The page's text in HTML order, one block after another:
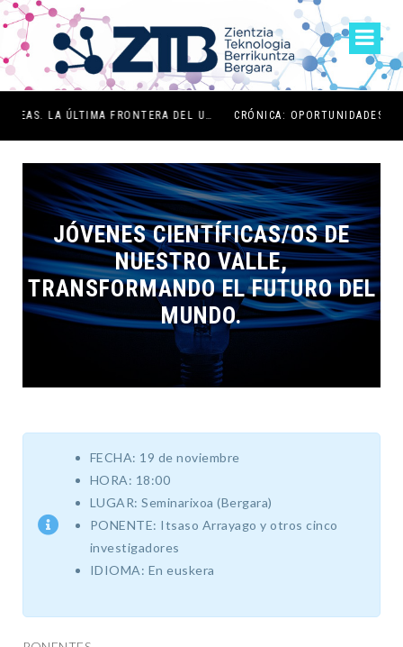
CRÓNICA: OPORTUNIDADES DE INTELIGENCIA ARTIFICIAL GENERATIVA PARA PEQUEÑOS NEGOCIOS EN BERGARA
JÓVENES CIENTÍFICAS/OS DE
NUESTRO VALLE,
TRANSFORMANDO EL FUTURO DEL
MUNDO.
FECHA: 19 de noviembre
HORA: 18:00
LUGAR: Seminarixoa (Bergara)
PONENTE: Itsaso Arrayago y otros cinco
investigadores
IDIOMA: En euskera